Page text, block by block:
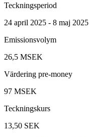
Teckningsperiod
24 april 2025 - 8 maj 2025
Emissionsvolym
26,5 MSEK
Värdering pre-money
97 MSEK
Teckningskurs
13,50 SEK